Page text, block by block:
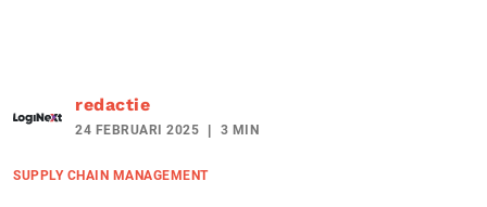
redactie
24 FEBRUARI 2025 3 MIN
SUPPLY CHAIN MANAGEMENT